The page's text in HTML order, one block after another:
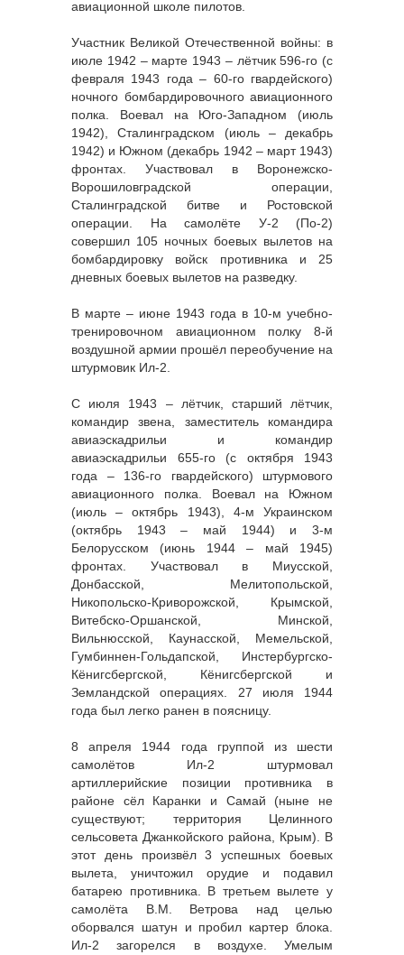
авиационной школе пилотов.
Участник Великой Отечественной войны: в
июле 1942 – марте 1943 – лётчик 596-го (с
февраля 1943 года – 60-го гвардейского)
ночного бомбардировочного авиационного
полка. Воевал на Юго-Западном (июль
1942), Сталинградском (июль – декабрь
1942) и Южном (декабрь 1942 – март 1943)
фронтах. Участвовал в Воронежско-
Ворошиловградской операции,
Сталинградской битве и Ростовской
операции. На самолёте У-2 (По-2)
совершил 105 ночных боевых вылетов на
бомбардировку войск противника и 25
дневных боевых вылетов на разведку.
В марте – июне 1943 года в 10-м учебно-
тренировочном авиационном полку 8-й
воздушной армии прошёл переобучение на
штурмовик Ил-2.
С июля 1943 – лётчик, старший лётчик,
командир звена, заместитель командира
авиаэскадрильи и командир
авиаэскадрильи 655-го (с октября 1943
года – 136-го гвардейского) штурмового
авиационного полка. Воевал на Южном
(июль – октябрь 1943), 4-м Украинском
(октябрь 1943 – май 1944) и 3-м
Белорусском (июнь 1944 – май 1945)
фронтах. Участвовал в Миусской,
Донбасской, Мелитопольской,
Никопольско-Криворожской, Крымской,
Витебско-Оршанской, Минской,
Вильнюсской, Каунасской, Мемельской,
Гумбиннен-Гольдапской, Инстербургско-
Кёнигсбергской, Кёнигсбергской и
Земландской операциях. 27 июля 1944
года был легко ранен в поясницу.
8 апреля 1944 года группой из шести
самолётов Ил-2 штурмовал
артиллерийские позиции противника в
районе сёл Каранки и Самай (ныне не
существуют; территория Целинного
сельсовета Джанкойского района, Крым). В
этот день произвёл 3 успешных боевых
вылета, уничтожил орудие и подавил
батарею противника. В третьем вылете у
самолёта В.М. Ветрова над целью
оборвался шатун и пробил картер блока.
Ил-2 загорелся в воздухе. Умелым